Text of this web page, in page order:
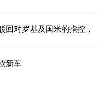
回对罗基及国米的指控，
新车